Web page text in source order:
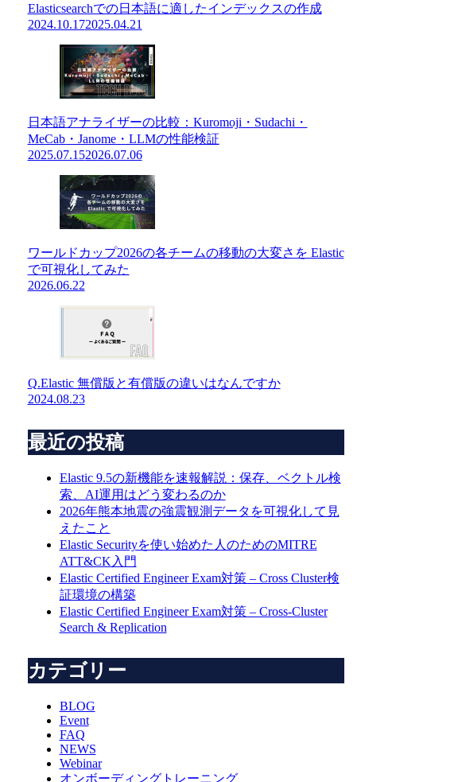
Elasticsearchでの日本語に適したインデックスの作成
2024.10.172025.04.21
日本語アナライザーの比較：Kuromoji・Sudachi・
MeCab・Janome・LLMの性能検証
2025.07.152026.07.06
ワールドカップ2026の各チームの移動の大変さを Elastic
で可視化してみた
2026.06.22
Q.Elastic 無償版と有償版の違いはなんですか
2024.08.23
最近の投稿
Elastic 9.5の新機能を速報解説：保存、ベクトル検
索、AI運用はどう変わるのか
2026年熊本地震の強震観測データを可視化して見
えたこと
Elastic Securityを使い始めた人のためのMITRE
ATT&CK入門
Elastic Certified Engineer Exam対策 – Cross Cluster検
証環境の構築
Elastic Certified Engineer Exam対策 – Cross-Cluster
Search & Replication
カテゴリー
BLOG
Event
FAQ
NEWS
Webinar
オンボーディングトレーニング